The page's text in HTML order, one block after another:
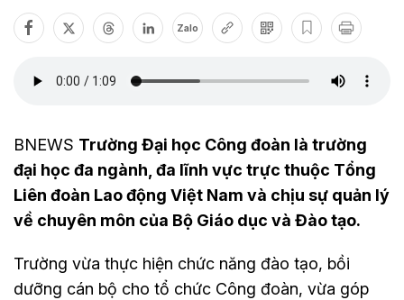
Zalo
BNEWS Trường Đại học Công đoàn là trường
đại học đa ngành, đa lĩnh vực trực thuộc Tổng
Liên đoàn Lao động Việt Nam và chịu sự quản lý
về chuyên môn của Bộ Giáo dục và Đào tạo.
Trường vừa thực hiện chức năng đào tạo, bồi
dưỡng cán bộ cho tổ chức Công đoàn, vừa góp